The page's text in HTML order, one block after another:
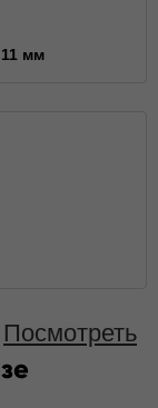
11 мм
Посмотреть